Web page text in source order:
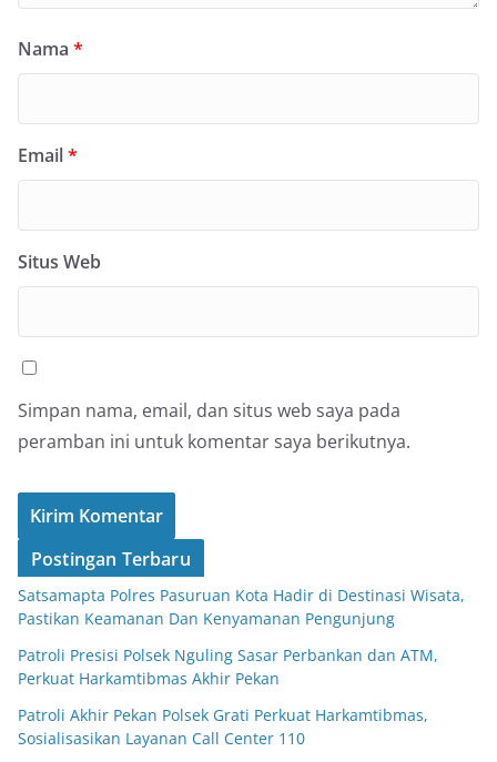
Nama *
Email*
Situs Web
Simpan nama, email, dan situs web saya pada
peramban ini untuk komentar saya berikutnya.
Postingan Terbaru
Satsamapta Polres Pasuruan Kota Hadir di Destinasi Wisata,
Pastikan Keamanan Dan Kenyamanan Pengunjung
Patroli Presisi Polsek Nguling Sasar Perbankan dan ATM,
Perkuat Harkamtibmas Akhir Pekan
Patroli Akhir Pekan Polsek Grati Perkuat Harkamtibmas,
Sosialisasikan Layanan Call Center 110